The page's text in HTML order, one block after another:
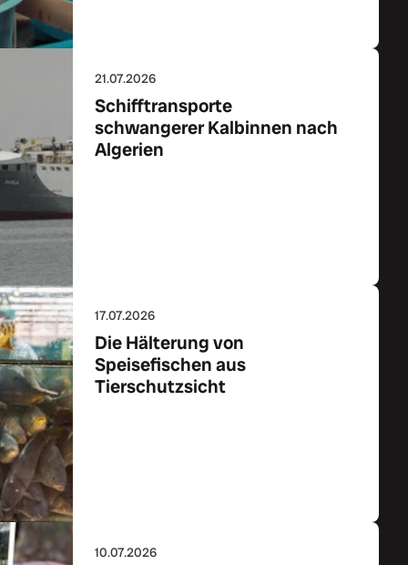
21.07.2026
Schifftransporte
schwangerer Kalbinnen nach
Algerien
17.07.2026
Die Hälterung von
Speisefischen aus
Tierschutzsicht
10.07.2026